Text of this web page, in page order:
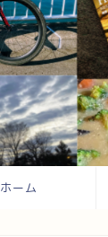
ホーム